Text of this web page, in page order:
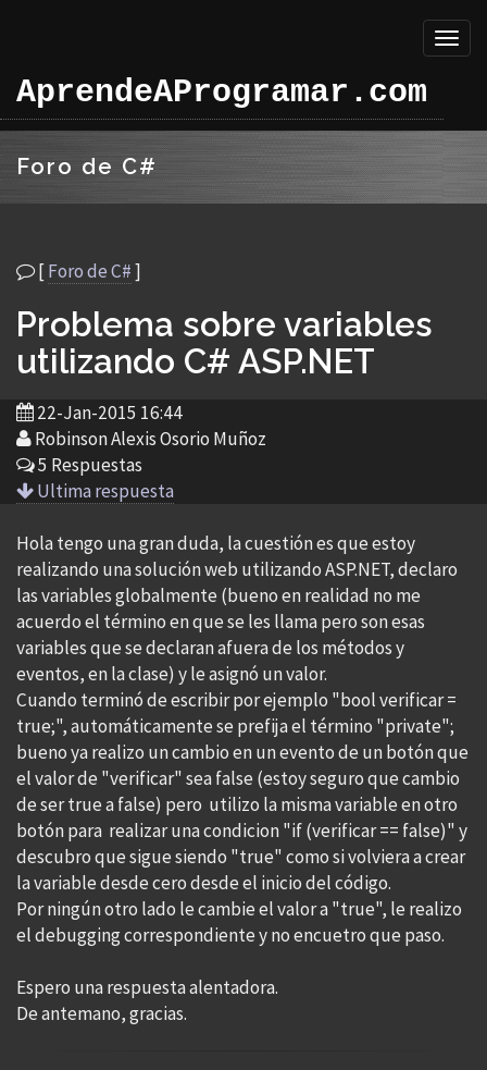
AprendeAProgramar.com
Foro de C#
[Foro de C#]
Problema sobre variables
utilizando C# ASP.NET
22-Jan-2015 16:44
Robinson Alexis Osorio Muñoz
5 Respuestas
Ultima respuesta
Hola tengo una gran duda, la cuestión es que estoy
realizando una solución web utilizando ASP.NET, declaro
las variables globalmente (bueno en realidad no me
acuerdo el término en que se les llama pero son esas
variables que se declaran afuera de los métodos y
eventos, en la clase) y le asignó un valor.
Cuando terminó de escribir por ejemplo "bool verificar =
true;", automáticamente se prefija el término "private";
bueno ya realizo un cambio en un evento de un botón que
el valor de "verificar" sea false (estoy seguro que cambio
de ser true a false) pero utilizo la misma variable en otro
botón para realizar una condicion "if (verificar == false)" y
descubro que sigue siendo "true" como si volviera a crear
la variable desde cero desde el inicio del código.
Por ningún otro lado le cambie el valor a "true", le realizo
el debugging correspondiente y no encuetro que paso.
Espero una respuesta alentadora.
De antemano, gracias.